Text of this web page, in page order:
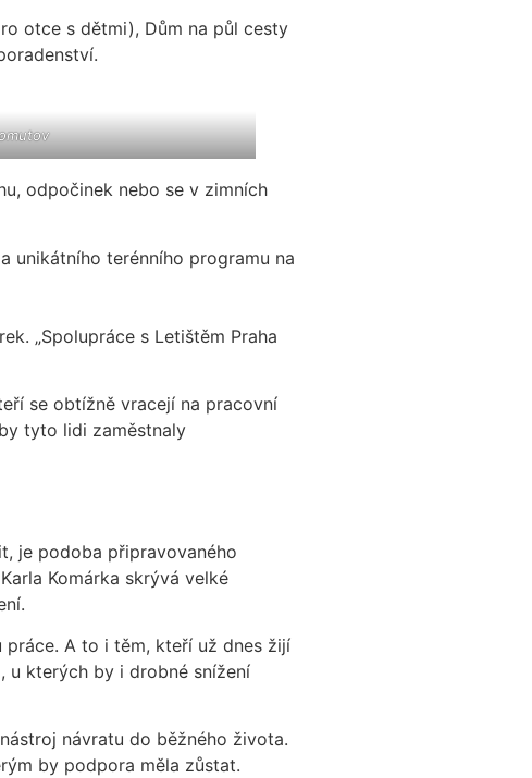
otce s dětmi), Dům na půl cesty
odpočinek nebo se v zimních
unikátního terénního programu na
„Spolupráce s Letištěm Praha
se obtížně vracejí na pracovní
tyto lidi zaměstnaly
je podoba připravovaného
Komárka skrývá velké
práce. A to i těm, kteří už dnes žijí
u kterých by i drobné snížení
návratu do běžného života.
by podpora měla zůstat.